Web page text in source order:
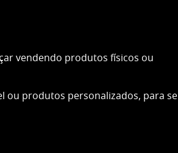
vendendo produtos físicos ou
ou produtos personalizados, para se